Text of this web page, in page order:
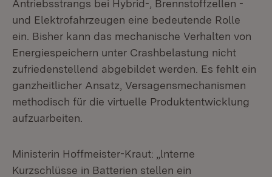
Antriebsstrangs bei Hybrid-, Brennstoffzellen -
und Elektrofahrzeugen eine bedeutende Rolle
ein. Bisher kann das mechanische Verhalten von
Energiespeichern unter Crashbelastung nicht
zufriedenstellend abgebildet werden. Es fehlt ein
ganzheitlicher Ansatz, Versagensmechanismen
methodisch für die virtuelle Produktentwicklung
aufzuarbeiten.
Ministerin Hoffmeister-Kraut: „lnterne
Kurzschlüsse in Batterien stellen ein